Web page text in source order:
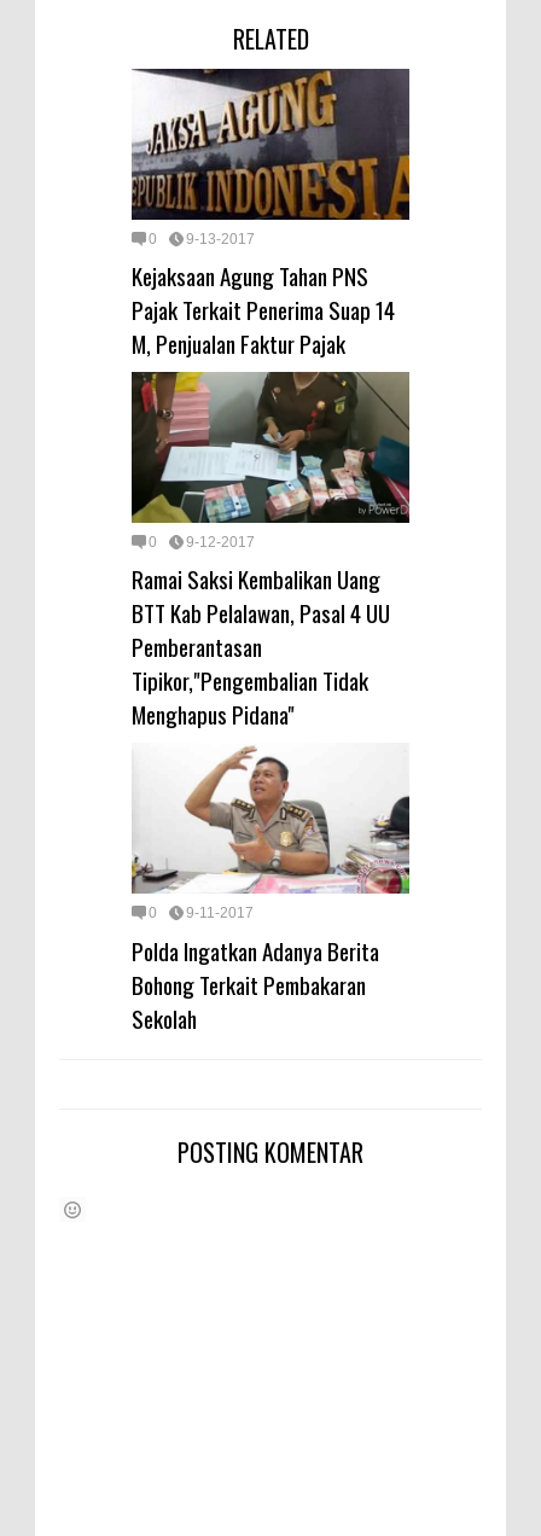
RELATED
0 9-13-2017
Kejaksaan Agung Tahan PNS
Pajak Terkait Penerima Suap 14
M, Penjualan Faktur Pajak
0 9-12-2017
Ramai Saksi Kembalikan Uang
BTT Kab Pelalawan, Pasal 4 UU
Pemberantasan
Tipikor,"Pengembalian Tidak
Menghapus Pidana"
0 9-11-2017
Polda Ingatkan Adanya Berita
Bohong Terkait Pembakaran
Sekolah
POSTING KOMENTAR